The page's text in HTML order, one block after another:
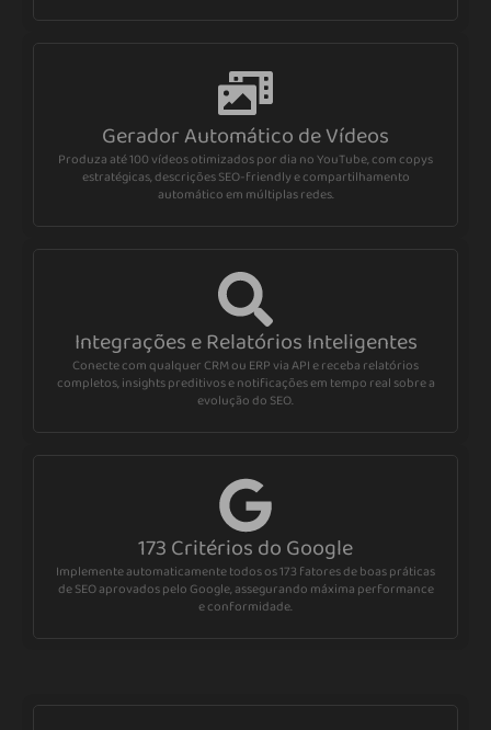
Gerador Automático de Vídeos
Produza até 100 vídeos otimizados por dia no YouTube, com copys
estratégicas, descrições SEO-friendly e compartilhamento
automático em múltiplas redes.
Integrações e Relatórios Inteligentes
Conecte com qualquer CRM ou ERP via API e receba relatórios
completos, insights preditivos e notificações em tempo real sobre a
evolução do SEO.
173 Critérios do Google
Implemente automaticamente todos os 173 fatores de boas práticas
de SEO aprovados pelo Google, assegurando máxima performance
e conformidade.